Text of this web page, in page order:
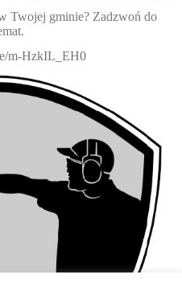
Twojej gminie? Zadzwoń do
m-HzkIL_EH0